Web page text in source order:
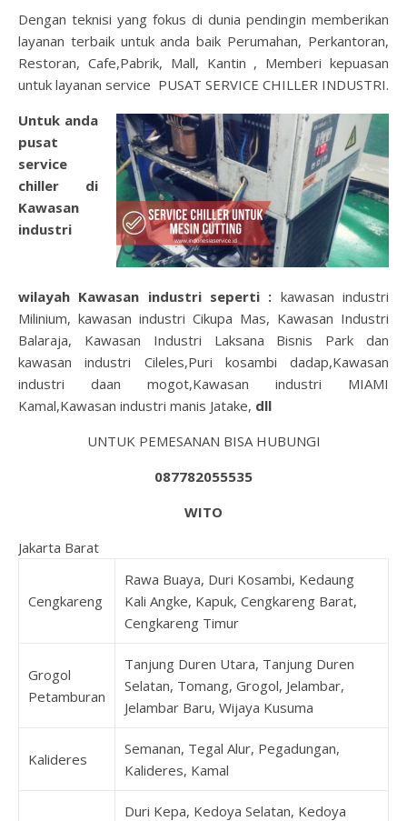
Dengan teknisi yang fokus di dunia pendingin memberikan
layanan terbaik untuk anda baik Perumahan, Perkantoran,
Restoran, Cafe,Pabrik, Mall, Kantin , Memberi kepuasan
untuk layanan service PUSAT SERVICE CHILLER INDUSTRI.
Untuk anda
pusat
service
chiller di
Kawasan
industri
wilayah Kawasan industriseperti : kawasan industri
Milinium, kawasan industri Cikupa Mas, Kawasan Industri
Balaraja, Kawasan Industri Laksana Bisnis Park dan
kawasan industri Cileles,Puri kosambi dadap,Kawasan
industri daan mogot,Kawasan industri MIAMI
Kamal,Kawasan industri manis Jatake, dll
UNTUK PEMESANAN BISA HUBUNGI
087782055535
WITO
Jakarta Barat
Cengkareng
Rawa Buaya, Duri Kosambi, Kedaung
Kali Angke, Kapuk, Cengkareng Barat,
Cengkareng Timur
Grogol
Petamburan
Tanjung Duren Utara, Tanjung Duren
Selatan, Tomang, Grogol, Jelambar,
Jelambar Baru, Wijaya Kusuma
Kalideres
Semanan, Tegal Alur, Pegadungan,
Kalideres, Kamal
Duri Kepa, Kedoya Selatan, Kedoya